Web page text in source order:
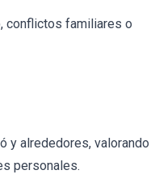
conflictos familiares o
y alrededores, valorando
personales.